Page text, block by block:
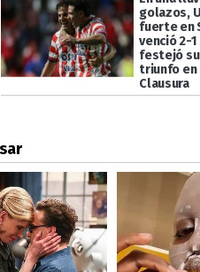
golazos,
fuerte en
venció 2-1
festejó
triunfo en
Clausura